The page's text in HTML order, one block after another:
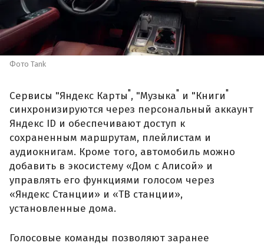
Фото Tank
Сервисы "Яндекс Карты", "Музыка" и "Книги"
синхронизируются через персональный аккаунт
Яндекс ID и обеспечивают доступ к
сохраненным маршрутам, плейлистам и
аудиокнигам. Кроме того, автомобиль можно
добавить в экосистему «Дом с Алисой» и
управлять его функциями голосом через
«Яндекс Станции» и «ТВ станции»,
установленные дома.
Голосовые команды позволяют заранее